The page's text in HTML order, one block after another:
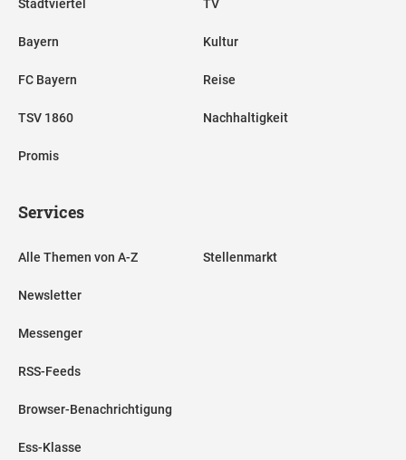
Stadtviertel
Bayern
FC Bayern
TSV 1860
Promis
TV
Kultur
Reise
Nachhaltigkeit
Services
Alle Themen von A-Z
Newsletter
Messenger
RSS-Feeds
Browser-Benachrichtigung
Ess-Klasse
Stellenmarkt